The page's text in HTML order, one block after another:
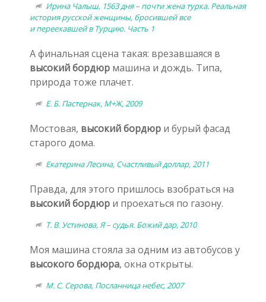
Ирина Чалыш, 1563 дня – почти жена турка. Реальная
история русской женщины, бросившей все
и переехавшей в Турцию. Часть 1
А финальная сцена такая: врезавшаяся в
высокий бордюр машина и дождь. Типа,
природа тоже плачет.
Е. Б. Пастернак, М+Ж, 2009
Мостовая, высокий бордюр и бурый фасад
старого дома.
Екатерина Лесина, Счастливый доллар, 2011
Правда, для этого пришлось взобраться на
высокий бордюр и проехаться по газону.
Т. В. Устинова, Я – судья. Божий дар, 2010
Моя машина стояла за одним из автобусов у
высокого бордюра, окна открыты.
М. С. Серова, Посланница небес, 2007